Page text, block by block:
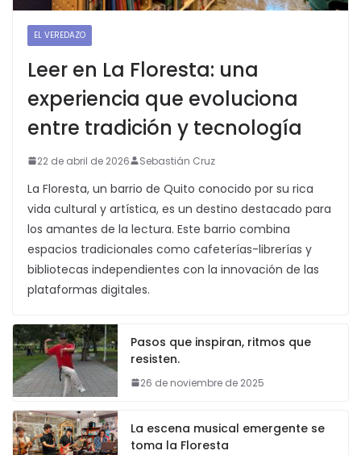
EL VEREDAZO
Leer en La Floresta: una
experiencia que evoluciona
entre tradición y tecnología
22 de abril de 2026 Sebastián Cruz
La Floresta, un barrio de Quito conocido por su rica
vida cultural y artística, es un destino destacado para
los amantes de la lectura. Este barrio combina
espacios tradicionales como cafeterías-librerías y
bibliotecas independientes con la innovación de las
plataformas digitales.
Pasos que inspiran, ritmos que
resisten.
26 de noviembre de 2025
La escena musical emergente se
toma la Floresta